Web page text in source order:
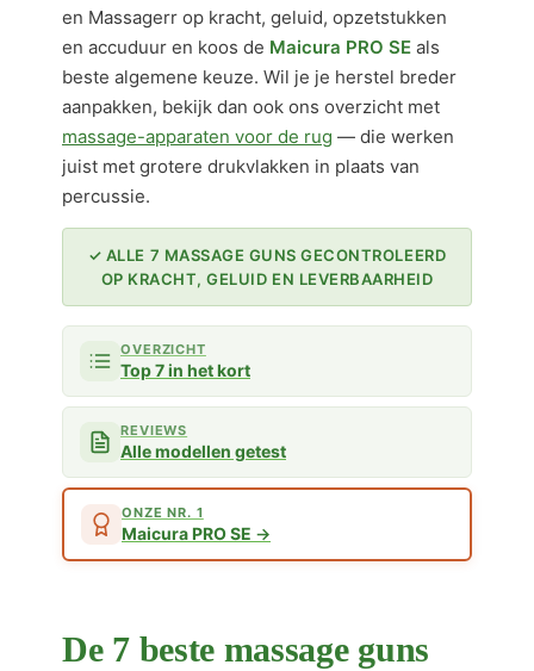
en Massagerr op kracht, geluid, opzetstukken
en accuduur en koos de Maicura PRO SE als
beste algemene keuze. Wil je je herstel breder
aanpakken, bekijk dan ook ons overzicht met
massage-apparaten voor de rug — die werken
juist met grotere drukvlakken in plaats van
percussie.
✓ ALLE 7 MASSAGE GUNS GECONTROLEERD
OP KRACHT, GELUID EN LEVERBAARHEID
OVERZICHT
Top 7 in het kort
REVIEWS
Alle modellen getest
ONZE NR. 1
Maicura PRO SE
De 7 beste massage guns